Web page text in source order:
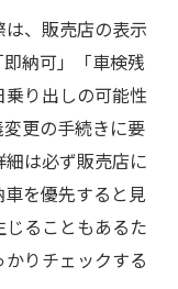
、販売店の表示
納可」「車検残
り出しの可能性
更の手続きに要
は必ず販売店に
を優先すると見
ることもあるた
りチェックする